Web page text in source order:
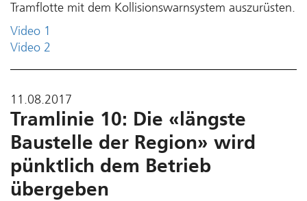
Tramflotte mit dem Kollisions­warnsystem auszurüsten.
Video 1
Video 2
11.08.2017
Tramlinie 10: Die «längste
Baustelle der Region» wird
pünktlich dem Betrieb
übergeben